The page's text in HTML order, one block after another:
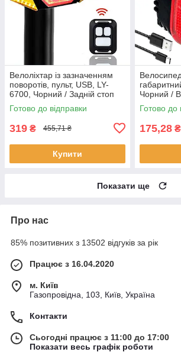
Велоліхтар із зазначенням
поворотів, пульт, USB, LY-
6700, Чорний / Задній стоп
для велосипеда / Задній
ліхтар велосипедний
Готово до відправки
319 ₴ 455,71 ₴
Купити
Чорний /
функцією
Велофара
Готово до
175,28 ₴
Показати ще
Про нас
85% позитивних з 13502 відгуків за рік
Працює з 16.04.2020
м. Київ
Газопровідна, 103, Київ, Україна
Контакти
Сьогодні працює з 11:00 до 17:00
Показати весь графік роботи